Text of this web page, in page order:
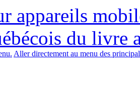
appareils
du livre
Aller directement au menu des